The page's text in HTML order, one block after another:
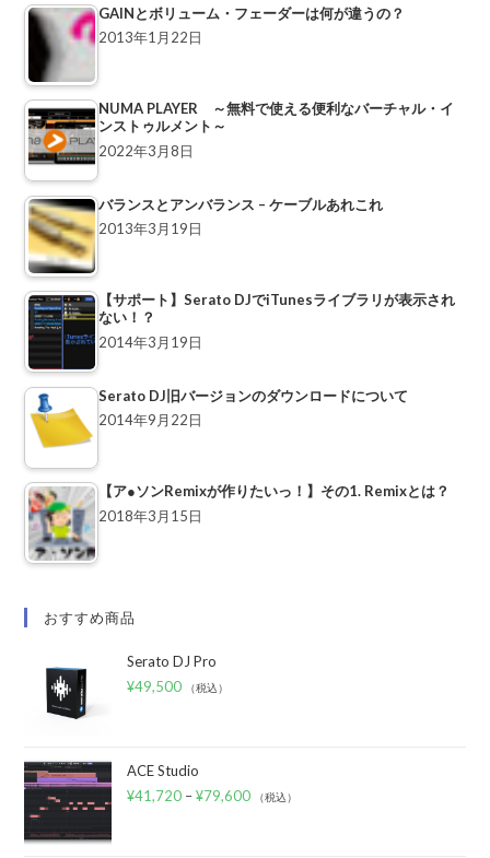
GAINとボリューム・フェーダーは何が違うの？
2013年1月22日
NUMA PLAYER ～無料で使える便利なバーチャル・イ
ンストゥルメント～
2022年3月8日
バランスとアンバランス – ケーブルあれこれ
2013年3月19日
【サポート】Serato DJでiTunesライブラリが表示され
ない！？
2014年3月19日
Serato DJ旧バージョンのダウンロードについて
2014年9月22日
【ア●ソンRemixが作りたいっ！】その1. Remixとは？
2018年3月15日
おすすめ商品
Serato DJ Pro
¥49,500 （税込）
ACE Studio
¥41,720 –¥79,600 （税込）